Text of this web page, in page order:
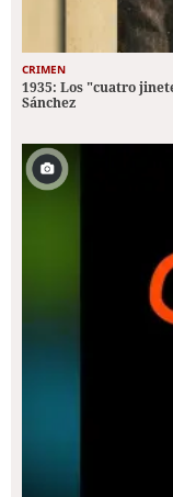
CRIMEN
1935: Los "cuatro
Sánchez